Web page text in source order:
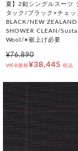
夏】2釦シングルスーツ
タック/ブラック×チェッ
BLACK/NEW
SHOWER CLEAN/
Wool/※裾上げ必要
¥76,890
WEB価格¥38,445 税込